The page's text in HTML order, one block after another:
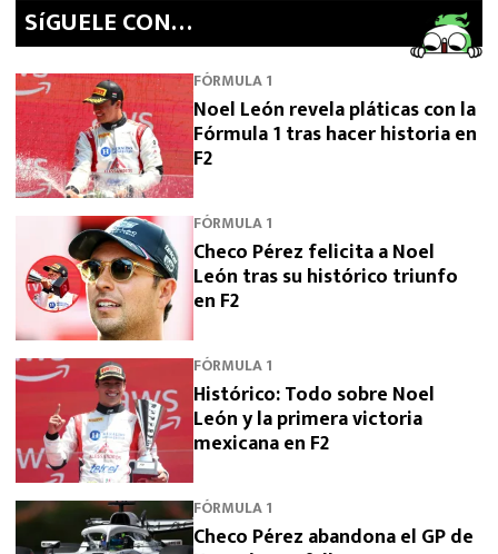
SíGUELE CON…
FÓRMULA 1
Noel León revela pláticas con la
Fórmula 1 tras hacer historia en
F2
FÓRMULA 1
Checo Pérez felicita a Noel
León tras su histórico triunfo
en F2
FÓRMULA 1
Histórico: Todo sobre Noel
León y la primera victoria
mexicana en F2
FÓRMULA 1
Checo Pérez abandona el GP de